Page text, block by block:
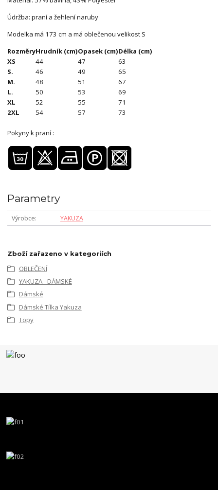
Údržba: praní a žehlení naruby
Modelka má 173 cm a má oblečenou velikost S
RozměryHrudník (cm)Opasek (cm)Délka (cm)
XS
44 47
63
S.
46 49
65
M.
48 51
67
L.
50 53
69
XL
52 55
71
2XL
54 57 73
Pokyny k praní :
Parametry
Výrobce YAKUZA
Zboží zařazeno v kategoriích
OBLEČENÍ
YAKUZA - DÁMSKÉ
Dámské
Dámské Tílka Yakuza
Topy